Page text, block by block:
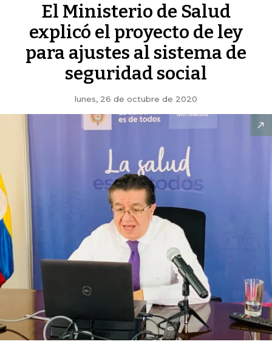
El Ministerio de Salud
explicó el proyecto de ley
para ajustes al sistema de
seguridad social
lunes, 26 de octubre de 2020